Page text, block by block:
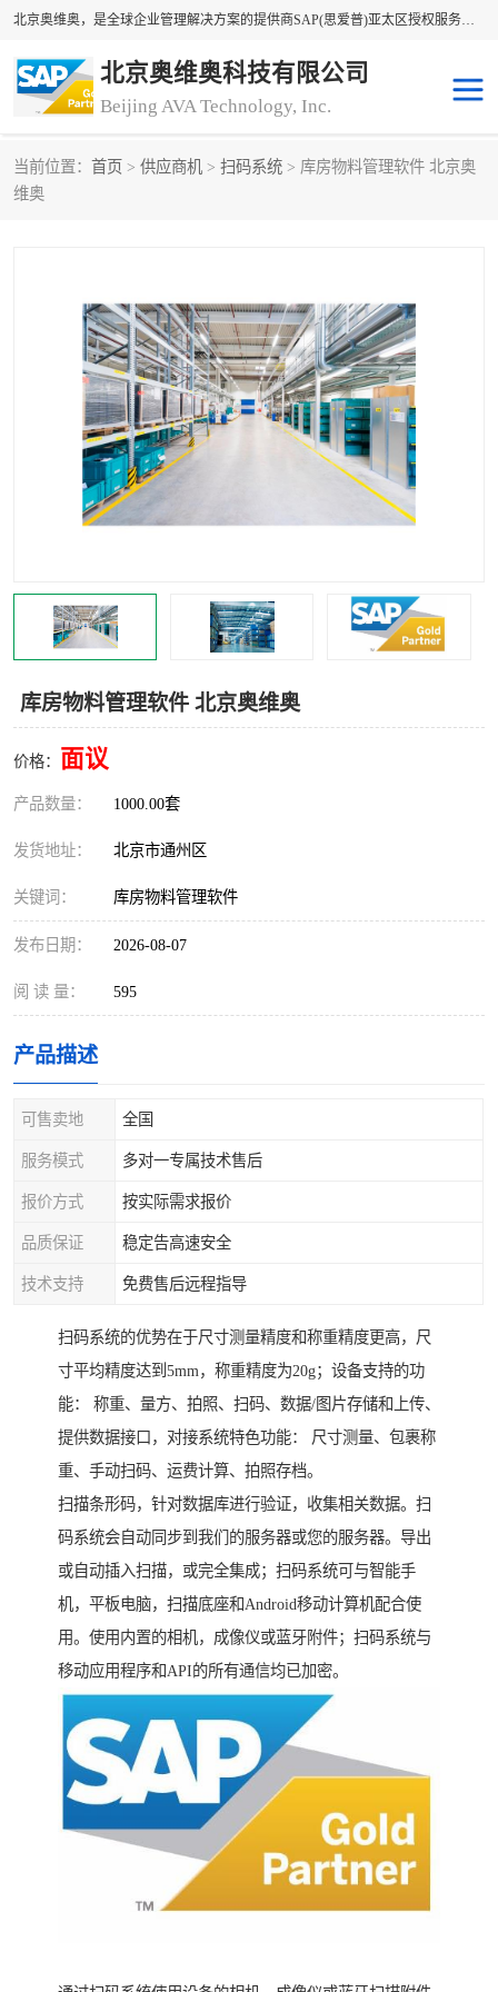
北京奥维奥，是全球企业管理解决方案的提供商SAP(思爱普)亚太区授权服务商领军者，SAP金牌服务商和代理商。企业ERP系统软件，SAP软件实施，17年来服务客户1500多家。提供SAP Business One，SAP Business ByDesign，SAP S/4HANA Cloud，SAP Analytics Cloud （分析云）等产品与解决方案。咨询专线：400-890-8880
北京奥维奥科技有限公司
Beijing AVA Technology, Inc.
当前位置： 首页 > 供应商机 > 扫码系统 > 库房物料管理软件 北京奥
维奥
库房物料管理软件 北京奥维奥
价格： 面议
产品数量： 1000.00套
发货地址： 北京市通州区
关键词： 库房物料管理软件
发布日期： 2026-08-07
阅 读 量： 595
产品描述
可售卖地 全国
服务模式 多对一专属技术售后
报价方式 按实际需求报价
品质保证 稳定告高速安全
技术支持 免费售后远程指导
扫码系统的优势在于尺寸测量精度和称重精度更高，尺
寸平均精度达到5mm，称重精度为20g；设备支持的功
能： 称重、量方、拍照、扫码、数据/图片存储和上传、
提供数据接口，对接系统特色功能： 尺寸测量、包裹称
重、手动扫码、运费计算、拍照存档。
扫描条形码，针对数据库进行验证，收集相关数据。扫
码系统会自动同步到我们的服务器或您的服务器。导出
或自动插入扫描，或完全集成；扫码系统可与智能手
机，平板电脑，扫描底座和Android移动计算机配合使
用。使用内置的相机，成像仪或蓝牙附件；扫码系统与
移动应用程序和API的所有通信均已加密。
sap系统
sap软件开发 sap管理系统
码上用条码管理 扫码系统
工厂ERP软件 制造业ERP系统
工厂ERP系统 皮具厂erp系统
食品厂erp系统
小工厂erp系统 印染厂erp系统